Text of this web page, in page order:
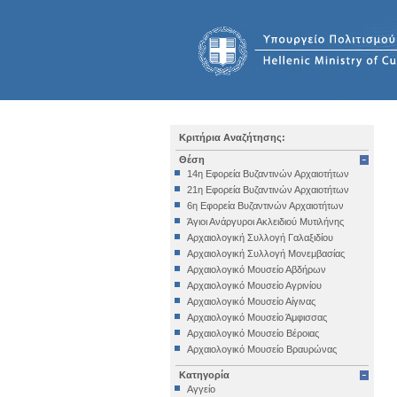
Κριτήρια Αναζήτησης:
Θέση
14η Εφορεία Βυζαντινών Αρχαιοτήτων
21η Εφορεία Βυζαντινών Αρχαιοτήτων
6η Εφορεία Βυζαντινών Αρχαιοτήτων
Άγιοι Ανάργυροι Ακλειδιού Μυτιλήνης
Αρχαιολογική Συλλογή Γαλαξιδίου
Αρχαιολογική Συλλογή Μονεμβασίας
Αρχαιολογικό Μουσείο Αβδήρων
Αρχαιολογικό Μουσείο Αγρινίου
Αρχαιολογικό Μουσείο Αίγινας
Αρχαιολογικό Μουσείο Άμφισσας
Αρχαιολογικό Μουσείο Βέροιας
Αρχαιολογικό Μουσείο Βραυρώνας
Αρχαιολογικό Μουσείο Δελφών
Αρχαιολογικό Μουσείο Ηγουμενίτσας
Κατηγορία
Αγγείο